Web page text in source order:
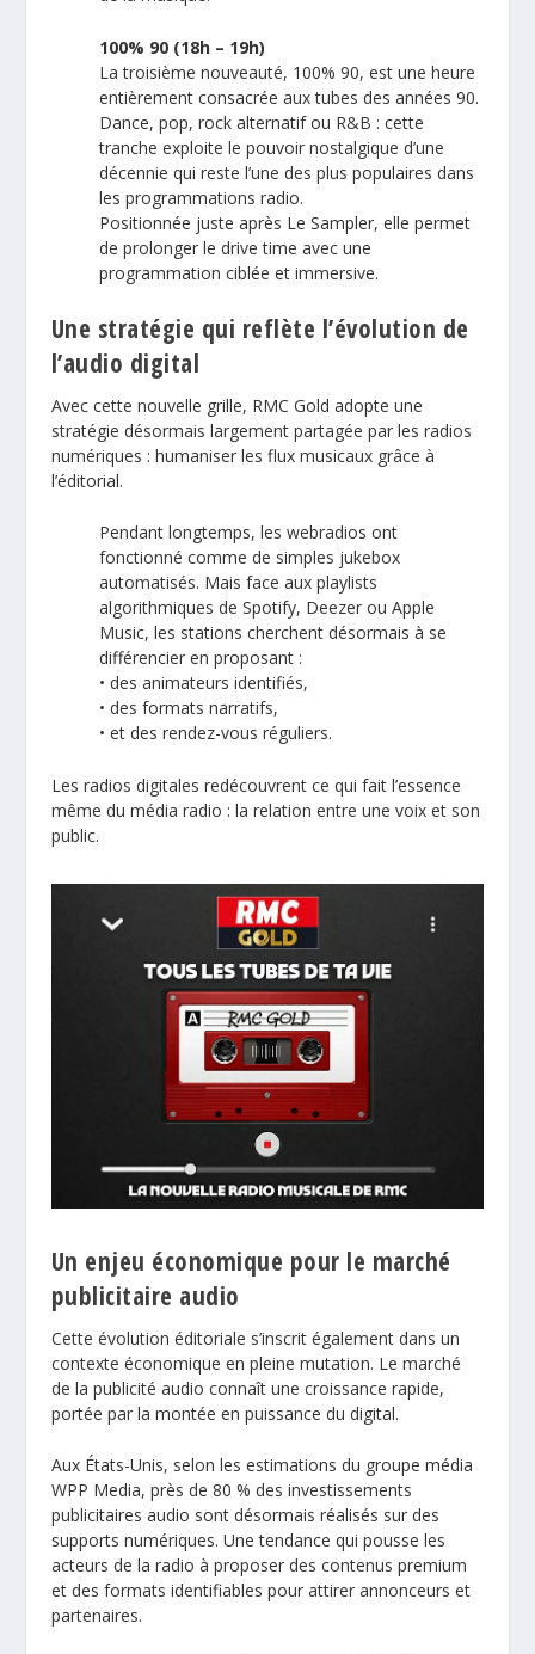
100% 90 (18h – 19h)
La troisième nouveauté, 100% 90, est une heure
entièrement consacrée aux tubes des années 90.
Dance, pop, rock alternatif ou R&B : cette
tranche exploite le pouvoir nostalgique d’une
décennie qui reste l’une des plus populaires dans
les programmations radio.
Positionnée juste après Le Sampler, elle permet
de prolonger le drive time avec une
programmation ciblée et immersive.
Une stratégie qui reflète l’évolution de
l’audio digital
Avec cette nouvelle grille, RMC Gold adopte une
stratégie désormais largement partagée par les radios
numériques : humaniser les flux musicaux grâce à
l’éditorial.
Pendant longtemps, les webradios ont
fonctionné comme de simples jukebox
automatisés. Mais face aux playlists
algorithmiques de Spotify, Deezer ou Apple
Music, les stations cherchent désormais à se
différencier en proposant :
• des animateurs identifiés,
• des formats narratifs,
• et des rendez-vous réguliers.
Les radios digitales redécouvrent ce qui fait l’essence
même du média radio : la relation entre une voix et son
public.
Un enjeu économique pour le marché
publicitaire audio
Cette évolution éditoriale s’inscrit également dans un
contexte économique en pleine mutation. Le marché
de la publicité audio connaît une croissance rapide,
portée par la montée en puissance du digital.
Aux États-Unis, selon les estimations du groupe média
WPP Media, près de 80 % des investissements
publicitaires audio sont désormais réalisés sur des
supports numériques. Une tendance qui pousse les
acteurs de la radio à proposer des contenus premium
et des formats identifiables pour attirer annonceurs et
partenaires.